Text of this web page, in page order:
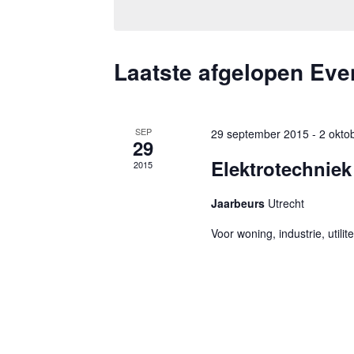
keyword.
Laatste afgelopen
SEP
29
2015
29 september 2015- 2
Elektrotechniek
Jaarbeurs Utrecht
Voor woning, industrie,